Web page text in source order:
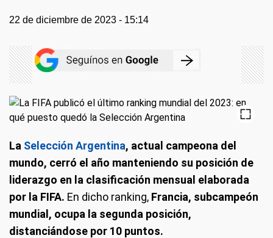
22 de diciembre de 2023 - 15:14
La Selección Argentina, actual campeona del
mundo, cerró el año manteniendo su posición de
liderazgo en la clasificación mensual elaborada
por la FIFA. En dicho ranking, Francia, subcampeón
mundial, ocupa la segunda posición,
distanciándose por 10 puntos.